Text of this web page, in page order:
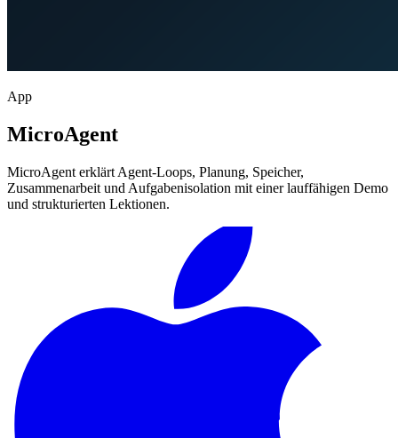
App
MicroAgent
MicroAgent erklärt Agent-Loops, Planung, Speicher,
Zusammenarbeit und Aufgabenisolation mit einer lauffähigen Demo
und strukturierten Lektionen.